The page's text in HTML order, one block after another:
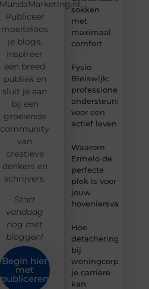
sokken
met
maximaal
comfort
Fysio
Bleiswijk:
professionele
ondersteuning
voor een
actief leven
Waarom
Ermelo de
perfecte
plek is voor
jouw
Hoe
detachering
bij
woningcorporaties
je carrière
kan
MundaMarketing.nl.
Publiceer
moeiteloos
je blogs,
inspireer
een breed
publiek en
sluit je aan
bij een
groeiende
community
van
creatieve
denkers en
schrijvers.
Start
vandaag
nog met
bloggen!
Begin hier
met
publiceren